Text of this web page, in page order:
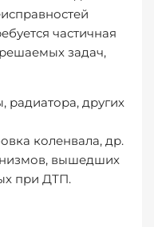
частичная
задач,
других
коленвала, др.
вышедших
при ДТП.